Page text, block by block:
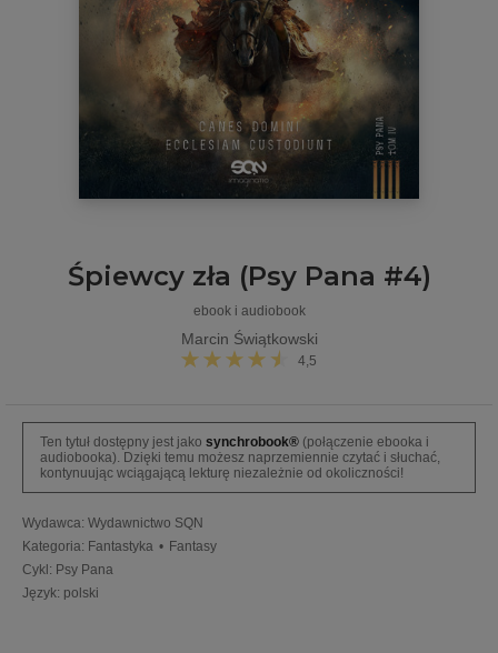
Śpiewcy zła (Psy Pana #4)
ebook i audiobook
Marcin Świątkowski
4,5
Ten tytuł dostępny jest jako synchrobook® (połączenie ebooka i
audiobooka). Dzięki temu możesz naprzemiennie czytać i słuchać,
kontynuując wciągającą lekturę niezależnie od okoliczności!
Wydawca: Wydawnictwo SQN
Kategoria: Fantastyka • Fantasy
Cykl : Psy Pana
Język: polski